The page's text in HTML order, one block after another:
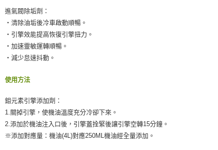
時審查核予不同之上限額度；若仍有額度不足之情形，本公司將視審查結果
請求用戶進行身份認證。
５．嚴禁一人註冊多個帳號或使用他人資訊註冊。若發現惡意使用之情形，
恩沛科技股份有限公司將有權停止該用戶之使用額度並採取法律行動。
進氣閥除垢劑：
‧清除油垢後冷車啟動順暢。
‧引擎效能提高恢復引擎扭力。
‧加速靈敏運轉順暢。
‧減少怠速抖動。
使用方法
鉬元素引擎添加劑：
1.關掉引擎，使機油溫度充分冷卻下來。
2.添加於機油注入口後，引擎蓋拴緊後讓引擎空轉15分鐘。
※添加對應量：機油(4L)對應250ML機油經全量添加。